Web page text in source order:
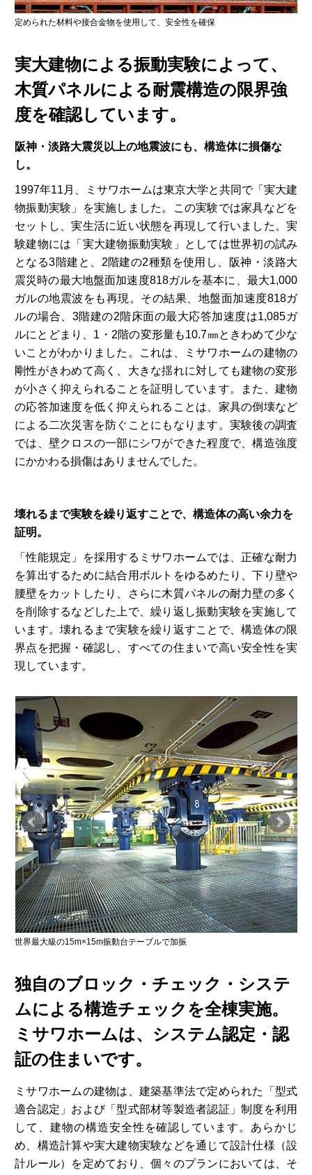
定められた材料や接合金物を使用して、安全性を確保
実大建物による振動実験によって、
木質パネルによる耐震構造の限界強
度を確認しています。
阪神・淡路大震災以上の地震波にも、構造体に損傷な
し。
1997年11月、ミサワホームは東京大学と共同で「実大建
物振動実験」を実施しました。この実験では家具などを
セットし、実生活に近い状態を再現して行いました。実
験建物には「実大建物振動実験」としては世界初の試み
となる3階建と、2階建の2種類を使用し、阪神・淡路大
震災時の最大地盤面加速度818ガルを基本に、最大1,000
ガルの地震波をも再現。その結果、地盤面加速度818ガ
ルの場合、3階建の2階床面の最大応答加速度は1,085ガ
ルにとどまり、1・2階の変形量も10.7㎜ときわめて少な
いことがわかりました。これは、ミサワホームの建物の
剛性がきわめて高く、大きな揺れに対しても建物の変形
が小さく抑えられることを証明しています。また、建物
の応答加速度を低く抑えられることは、家具の倒壊など
による二次災害を防ぐことにもなります。実験後の調査
では、壁クロスの一部にシワができた程度で、構造強度
にかかわる損傷はありませんでした。
壊れるまで実験を繰り返すことで、構造体の高い余力を
証明。
「性能規定」を採用するミサワホームでは、正確な耐力
を算出するために結合用ボルトをゆるめたり、下り壁や
腰壁をカットしたり、さらに木質パネルの耐力壁の多く
を削除するなどした上で、繰り返し振動実験を実施して
います。壊れるまで実験を繰り返すことで、構造体の限
界点を把握・確認し、すべての住まいで高い安全性を実
現しています。
世界最大級の15m×15m振動台テーブルで加振
独自のブロック・チェック・システ
ムによる構造チェックを全棟実施。
ミサワホームは、システム認定・認
証の住まいです。
ミサワホームの建物は、建築基準法で定められた「型式
適合認定」および「型式部材等製造者認証」制度を利用
して、建物の構造安全性を確認しています。あらかじ
め、構造計算や実大建物実験などを通じて設計仕様（設
計ルール）を定めており、個々のプランにおいては、そ